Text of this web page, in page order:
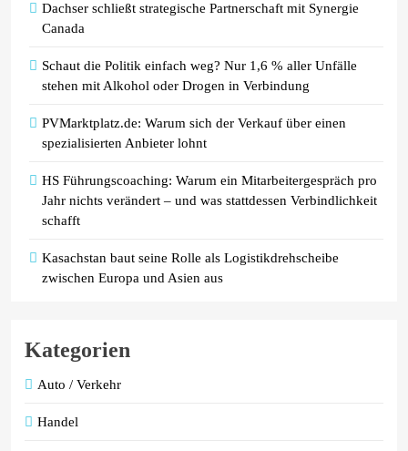
Präsentation auf der IFA 2026
Dachser schließt strategische Partnerschaft mit Synergie
Canada
Schaut die Politik einfach weg? Nur 1,6 % aller Unfälle
stehen mit Alkohol oder Drogen in Verbindung
PVMarktplatz.de: Warum sich der Verkauf über einen
spezialisierten Anbieter lohnt
HS Führungscoaching: Warum ein Mitarbeitergespräch pro
Jahr nichts verändert – und was stattdessen Verbindlichkeit
schafft
Kasachstan baut seine Rolle als Logistikdrehscheibe
zwischen Europa und Asien aus
Kategorien
Auto / Verkehr
Handel